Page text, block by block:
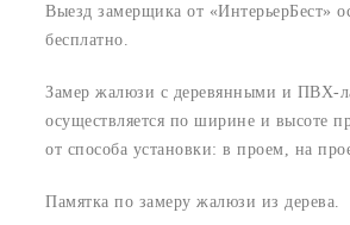
Выезд замерщика от «ИнтерьерБест»
бесплатно.
Замер жалюзи с деревянными и ПВХ-
осуществляется по ширине и высоте
от способа установки: в проем, на
Памятка по замеру жалюзи из дерева.